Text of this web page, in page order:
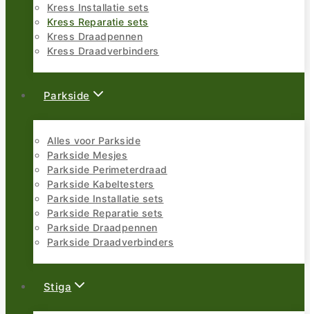
Kress Installatie sets
Kress Reparatie sets
Kress Draadpennen
Kress Draadverbinders
Parkside
Alles voor Parkside
Parkside Mesjes
Parkside Perimeterdraad
Parkside Kabeltesters
Parkside Installatie sets
Parkside Reparatie sets
Parkside Draadpennen
Parkside Draadverbinders
Stiga